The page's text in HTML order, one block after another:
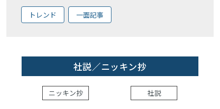
トレンド 一面記事
社説／ニッキン抄
ニッキン抄 社説